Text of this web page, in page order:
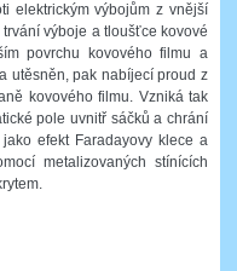
elektrickým výbojům z vnější
výboje a tloušťce kovové
povrchu kovového filmu a
utěsněn, pak nabíjecí proud z
kovového filmu. Vzniká tak
pole uvnitř sáčků a chrání
efekt Faradayovy klece a
metalizovaných stínících